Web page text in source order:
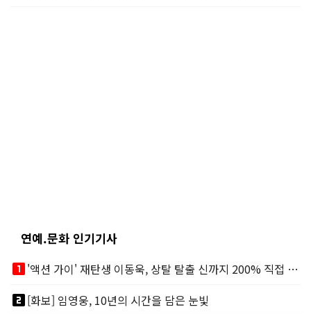
연예.문화 인기기사
looks_one
'액션 가이' 재탄생 이동욱, 상탈 탈출 신까지 200% 직접 소화
looks_two[화보] 임영웅, 10년의 시간을 담은 눈빛